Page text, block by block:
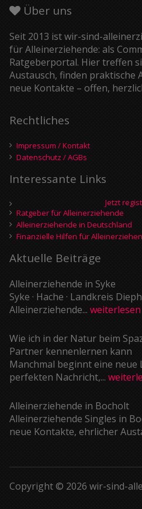
Über uns
Seit 2013 ist wir-sind-
für Alleinerziehende: als
Ratgeberportal. Hier treffen
Austausch, finden praktische
neue Kontakte – offen,
Rechtliches
Impressum / Kontakt
Datenschutz / AGBs
Interessante Links
Jetzt
Ratgeber für Alleinerziehende
Alleinerziehende in Deutschland
Finanzielle Hilfen für
Aktuelle Beiträge
Alleinerziehende in Syke
Syke · Hache · Landkreis
Alleinerziehende... weiterlesen
Wie ich in der Natur beim
Partner kennenlernen kann
Manchmal beginnt eine neue
perfekten Nachricht,...
Alleinerziehende in Bocholt
Alleinerziehende Singles in
neue Kontakte, ehrlicher
Copyright © 2026 wir-sind-